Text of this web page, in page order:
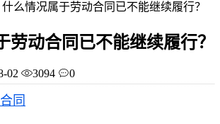
什么情况属于劳动合同已不能继续履行？
劳动合同已不能继续履行？
02 3094 0
同